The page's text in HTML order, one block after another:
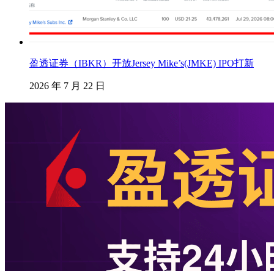
盈透证券（IBKR）开放Jersey Mike’s(JMKE) IPO打新
2026 年 7 月 22 日